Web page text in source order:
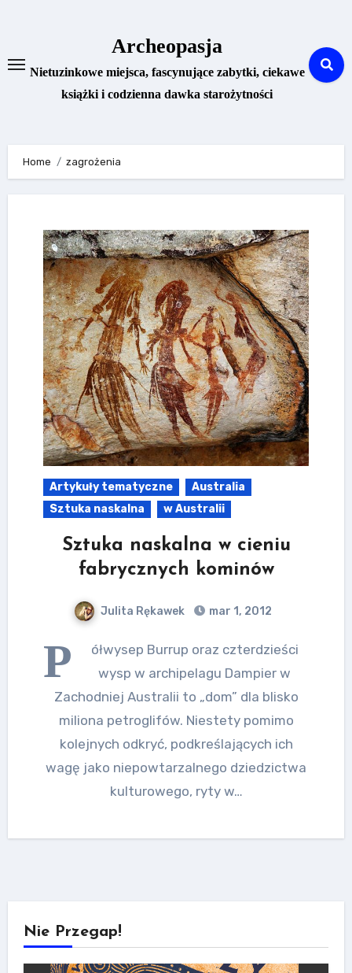
Archeopasja
Nietuzinkowe miejsca, fascynujące zabytki, ciekawe
książki i codzienna dawka starożytności
Home zagrożenia
Artykuły tematyczne
Australia
Sztuka naskalna
w Australii
Sztuka naskalna w cieniu
fabrycznych kominów
Julita Rękawek mar 1, 2012
P
ółwysep Burrup oraz czterdzieści
wysp w archipelagu Dampier w
Zachodniej Australii to „dom” dla blisko
miliona petroglifów. Niestety pomimo
kolejnych odkryć, podkreślających ich
wagę jako niepowtarzalnego dziedzictwa
kulturowego, ryty w…
Nie Przegap!